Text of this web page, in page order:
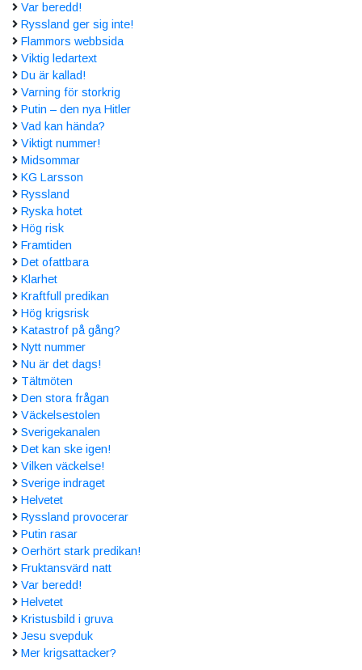
Var beredd!
Ryssland ger sig inte!
Flammors webbsida
Viktig ledartext
Du är kallad!
Varning för storkrig
Putin – den nya Hitler
Vad kan hända?
Viktigt nummer!
Midsommar
KG Larsson
Ryssland
Ryska hotet
Hög risk
Framtiden
Det ofattbara
Klarhet
Kraftfull predikan
Hög krigsrisk
Katastrof på gång?
Nytt nummer
Nu är det dags!
Tältmöten
Den stora frågan
Väckelsestolen
Sverigekanalen
Det kan ske igen!
Vilken väckelse!
Sverige indraget
Helvetet
Ryssland provocerar
Putin rasar
Oerhört stark predikan!
Fruktansvärd natt
Var beredd!
Helvetet
Kristusbild i gruva
Jesu svepduk
Mer krigsattacker?